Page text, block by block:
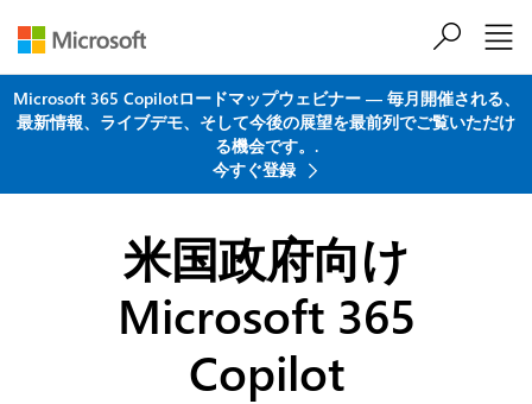
Microsoft 365 Copilotロードマップウェビナー ― 毎月開催される、
最新情報、ライブデモ、そして今後の展望を最前列でご覧いただけ
る機会です。.
今すぐ登録
米国政府向け
Microsoft 365
Copilot